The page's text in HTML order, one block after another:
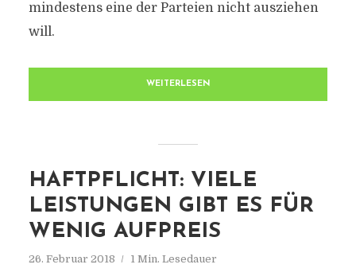
mindestens eine der Parteien nicht ausziehen
will.
WEITERLESEN
HAFTPFLICHT: VIELE
LEISTUNGEN GIBT ES FÜR
WENIG AUFPREIS
26. Februar 2018 1 Min. Lesedauer